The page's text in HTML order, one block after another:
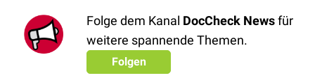
Folge dem Kanal DocCheck Newsfür
weitere spannende Themen.
Folgen